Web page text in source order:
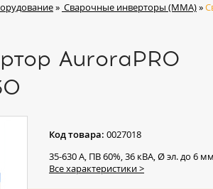
» Сварочные инверторы (ММА)»
AuroraPRO
Код товара: 0027018
35-630 А, ПВ 60%, 36 кВА, Ø эл. до 6
Все характеристики >